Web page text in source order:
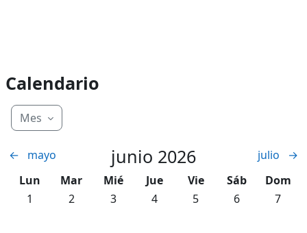
Calendario
Mes
← mayo junio 2026 julio
→
Lunes
Lun Martes
Mar Miércoles
Mié Jueves
Jue Viernes
Vie Sábado
Sáb
Dom
Sin eventos, lunes, 1 junio
1 Sin eventos, martes, 2 junio
2 Sin eventos, miércoles, 3 junio
3 Sin eventos, jueves, 4 junio
4 Sin eventos, viernes, 5
5 Sin eventos,
6 Sin
7